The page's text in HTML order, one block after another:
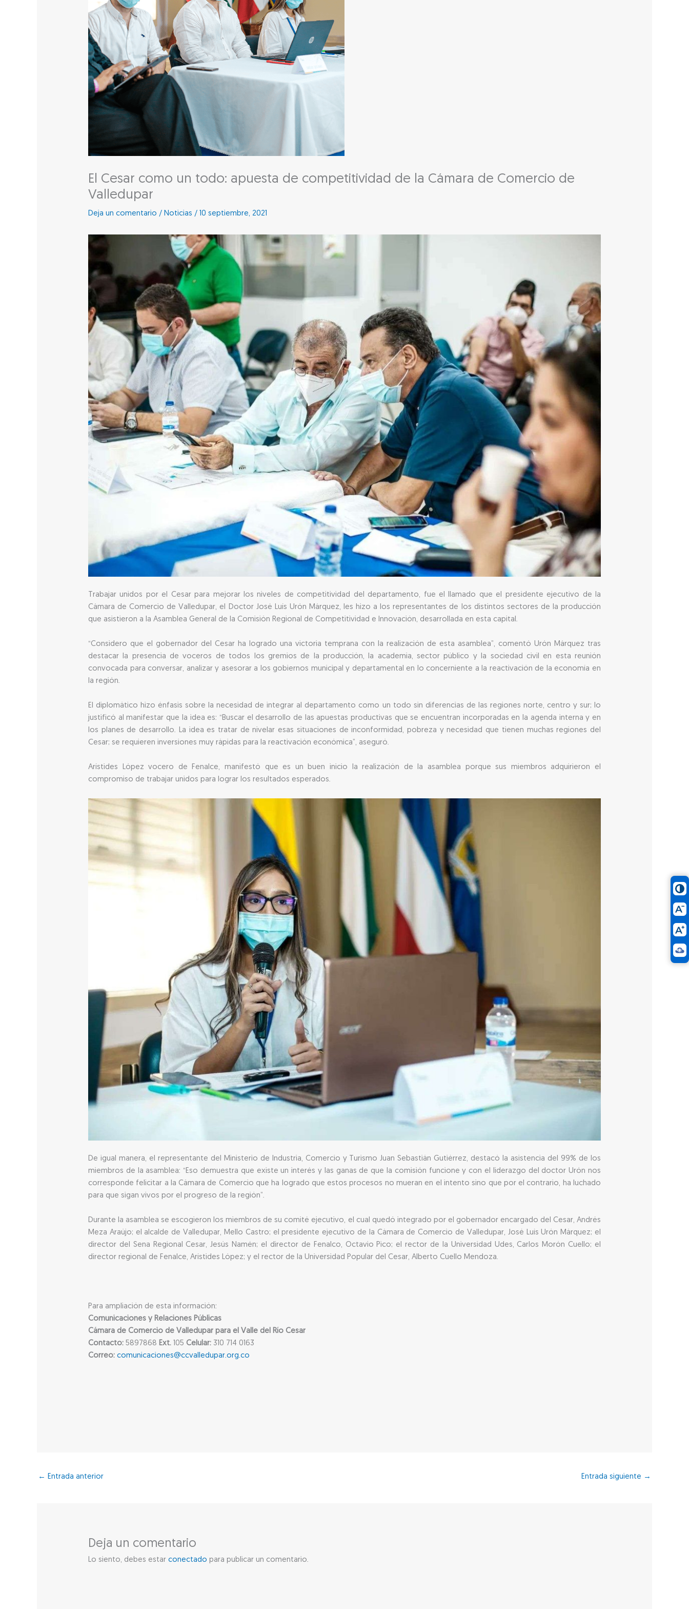
El Cesar como un todo: apuesta de competitividad de la Cámara de Comercio de
Valledupar
Deja un comentario / Noticias /10 septiembre, 2021
Trabajar unidos por el Cesar para mejorar los niveles de competitividad del departamento, fue el llamado que el presidente ejecutivo de la
Cámara de Comercio de Valledupar, el Doctor José Luís Urón Márquez, les hizo a los representantes de los distintos sectores de la producción
que asistieron a la Asamblea General de la Comisión Regional de Competitividad e Innovación, desarrollada en esta capital.
“Considero que el gobernador del Cesar ha logrado una victoria temprana con la realización de esta asamblea”, comentó Urón Márquez tras
destacar la presencia de voceros de todos los gremios de la producción, la academia, sector público y la sociedad civil en esta reunión
convocada para conversar, analizar y asesorar a los gobiernos municipal y departamental en lo concerniente a la reactivación de la economía en
la región.
El diplomático hizo énfasis sobre la necesidad de integrar al departamento como un todo sin diferencias de las regiones norte, centro y sur; lo
justificó al manifestar que la idea es: “Buscar el desarrollo de las apuestas productivas que se encuentran incorporadas en la agenda interna y en
los planes de desarrollo. La idea es tratar de nivelar esas situaciones de inconformidad, pobreza y necesidad que tienen muchas regiones del
Cesar; se requieren inversiones muy rápidas para la reactivación económica”, aseguró.
Arístides López vocero de Fenalce, manifestó que es un buen inicio la realización de la asamblea porque sus miembros adquirieron el
compromiso de trabajar unidos para lograr los resultados esperados.
De igual manera, el representante del Ministerio de Industria, Comercio y Turismo Juan Sebastián Gutiérrez, destacó la asistencia del 99% de los
miembros de la asamblea: “Eso demuestra que existe un interés y las ganas de que la comisión funcione y con el liderazgo del doctor Urón nos
corresponde felicitar a la Cámara de Comercio que ha logrado que estos procesos no mueran en el intento sino que por el contrario, ha luchado
para que sigan vivos por el progreso de la región”.
Durante la asamblea se escogieron los miembros de su comité ejecutivo, el cual quedó integrado por el gobernador encargado del Cesar, Andrés
Meza Araújo; el alcalde de Valledupar, Mello Castro; el presidente ejecutivo de la Cámara de Comercio de Valledupar, José Luís Urón Márquez; el
director del Sena Regional Cesar, Jesús Namén; el director de Fenalco, Octavio Pico; el rector de la Universidad Udes, Carlos Morón Cuello; el
director regional de Fenalce, Arístides López; y el rector de la Universidad Popular del Cesar, Alberto Cuello Mendoza.
Para ampliación de esta información:
Comunicaciones y Relaciones Públicas
Cámara de Comercio de Valledupar para el Valle del Río Cesar
Contacto: 5897868 Ext. 105 Celular: 310 714 0163
Correo: comunicaciones@ccvalledupar.org.co
← Entrada anterior Entrada siguiente →
Deja un comentario
Lo siento, debes estarconectado para publicar un comentario.